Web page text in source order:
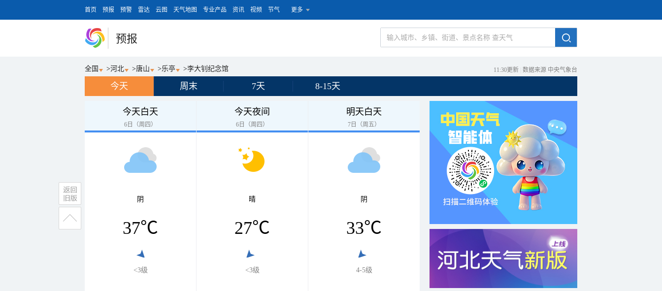
首页 预报 预警 雷达 云图 天气地图 专业产品 资讯 视频 节气 更多
预报
全国 >河北 >唐山 >乐亭 >李大钊纪念馆 11:30更新 数据来源 中央气象台
今天 周末 7天 8-15天
今天白天
6日（周四）
阴
37℃
<3级
今天夜间
6日（周四）
晴
27℃
<3级
明天白天
7日（周五）
阴
33℃
4-5级